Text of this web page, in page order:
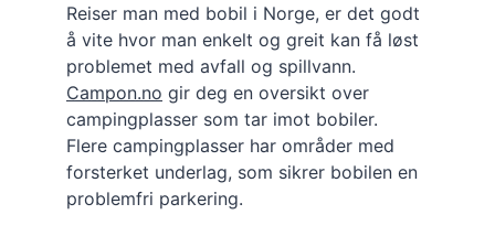
Reiser man med bobil i Norge, er det godt
å vite hvor man enkelt og greit kan få løst
problemet med avfall og spillvann.
Campon.no gir deg en oversikt over
campingplasser som tar imot bobiler.
Flere campingplasser har områder med
forsterket underlag, som sikrer bobilen en
problemfri parkering.